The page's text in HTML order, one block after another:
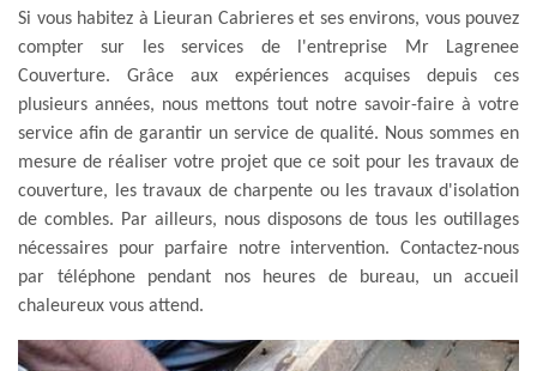
Si vous habitez à Lieuran Cabrieres et ses environs, vous pouvez
compter sur les services de l'entreprise Mr Lagrenee
Couverture. Grâce aux expériences acquises depuis ces
plusieurs années, nous mettons tout notre savoir-faire à votre
service afin de garantir un service de qualité. Nous sommes en
mesure de réaliser votre projet que ce soit pour les travaux de
couverture, les travaux de charpente ou les travaux d'isolation
de combles. Par ailleurs, nous disposons de tous les outillages
nécessaires pour parfaire notre intervention. Contactez-nous
par téléphone pendant nos heures de bureau, un accueil
chaleureux vous attend.